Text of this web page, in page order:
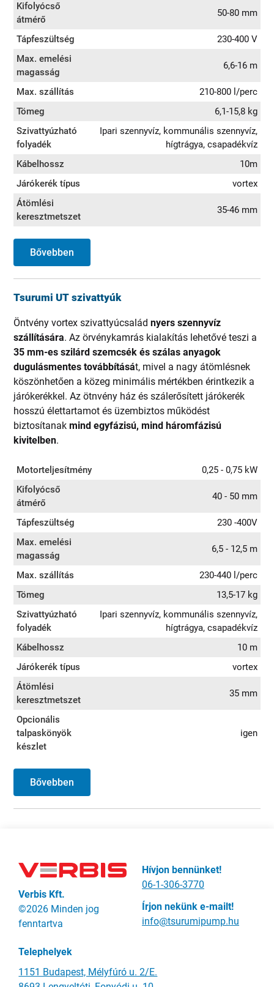
Kifolyócső
átmérő
50-80 mm
Tápfeszültség
230-400 V
Max. emelési
magasság
6,6-16 m
Max. szállítás
210-800 l/perc
Tömeg
6,1-15,8 kg
Szivattyúzható
folyadék
Ipari szennyvíz, kommunális szennyvíz,
hígtrágya, csapadékvíz
Kábelhossz
10m
Járókerék típus
vortex
Átömlési
keresztmetszet
35-46 mm
Bővebben
Tsurumi UT szivattyúk
Öntvény vortex szivattyúcsaládnyers szennyvíz
szállítására. Az örvénykamrás kialakítás lehetővé teszi a
35 mm-es szilárd szemcsék és szálas anyagok
dugulásmentes továbbítását, mivel a nagy átömlésnek
köszönhetően a közeg minimális mértékben érintkezik a
járókerékkel. Az ötnvény ház és szálerősített járókerék
hosszú élettartamot és üzembiztos működést
biztosítanakmind egyfázisú, mind háromfázisú
kivitelben.
Motorteljesítmény
0,25 - 0,75 kW
Kifolyócső
átmérő
40 - 50 mm
Tápfeszültség
230 -400V
Max. emelési
magasság
6,5 - 12,5 m
Max. szállítás
230-440 l/perc
Tömeg
13,5-17 kg
Szivattyúzható
folyadék
Ipari szennyvíz, kommunális szennyvíz,
hígtrágya, csapadékvíz
Kábelhossz
10 m
Járókerék típus
vortex
Átömlési
keresztmetszet
35 mm
Opcionális
talpaskönyök
készlet
igen
Bővebben
Verbis Kft.
©2026 Minden jog
fenntartva
Hívjon bennünket!
06-1-306-3770
Írjon nekünk e-mailt!
info@tsurumipump.hu
Telephelyek
1151 Budapest, Mélyfúró u. 2/E.